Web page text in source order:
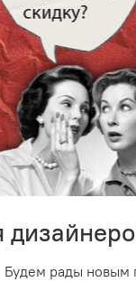
светильник
Будем рады новым